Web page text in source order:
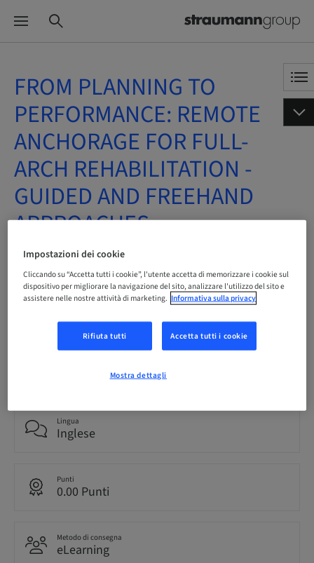
FROM PLANNING TO
PERFORMANCE: REMOTE
ANCHORAGE FOR FULL-
ARCH REHABILITATION -
GUIDED AND FREEHAND
APPROACHES
On demand | Online
PRENOTA ORA
prenotabile
Lingua
Inglese
Punti
0.00 Punti
Metodo di consegna
eLearning
Impostazioni dei cookie
Cliccando su “Accetta tutti i cookie”, l'utente accetta di memorizzare i cookie sul
dispositivo per migliorare la navigazione del sito, analizzare l'utilizzo del sito e
assistere nelle nostre attività di marketing. Informativa sulla privacy
Rifiuta tutti Accetta tutti i cookie
Mostra dettagli